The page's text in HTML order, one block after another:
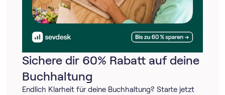
Sichere dir 60% Rabatt auf deine
Buchhaltung
Endlich Klarheit für deine Buchhaltung? Starte jetzt